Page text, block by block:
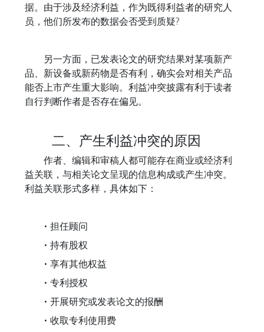
据。由于涉及经济利益，作为既得利益者的研究人
员，他们所发布的数据会否受到质疑?
另一方面，已发表论文的研究结果对某项新产
品、新设备或新药物是否有利，确实会对相关产品
能否上市产生重大影响。利益冲突披露有利于读者
自行判断作者是否存在偏见。
二、产生利益冲突的原因
作者、编辑和审稿人都可能存在商业或经济利
益关联，与相关论文呈现的信息构成或产生冲突。
利益关联形式多样，具体如下：
• 担任顾问
• 持有股权
• 享有其他权益
• 专利授权
• 开展研究或发表论文的报酬
• 收取专利使用费